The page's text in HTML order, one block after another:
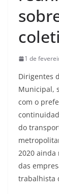
1 de
Dirigentes
Municipal,
com o
do
2020 ainda
das
trabalhista